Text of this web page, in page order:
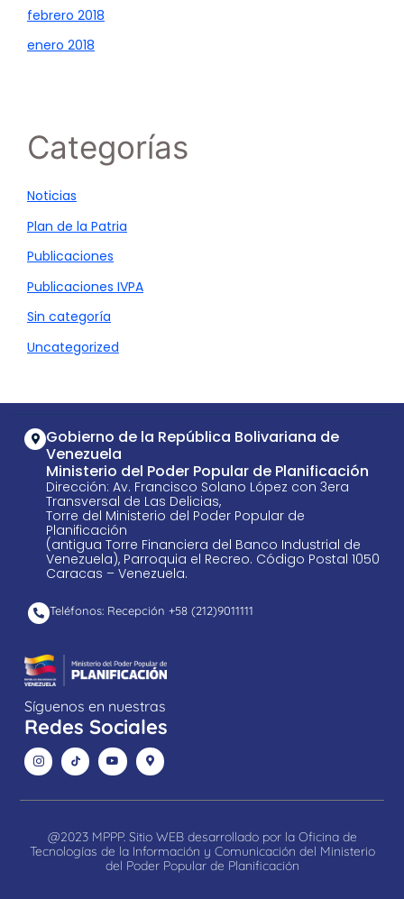
febrero 2018
enero 2018
Categorías
Noticias
Plan de la Patria
Publicaciones
Publicaciones IVPA
Sin categoría
Uncategorized
Gobierno de la República Bolivariana de
Venezuela
Ministerio del Poder Popular de Planificación
Dirección: Av. Francisco Solano López con 3era
Transversal de Las Delicias,
Torre del Ministerio del Poder Popular de
Planificación
(antigua Torre Financiera del Banco Industrial de
Venezuela), Parroquia el Recreo. Código Postal 1050
Caracas – Venezuela.
Teléfonos: Recepción +58 ​(212)9011111
Síguenos en nuestras
Redes Sociales
@2023 MPPP. Sitio WEB desarrollado por la Oficina de
Tecnologías de la Información y Comunicación del Ministerio
del Poder Popular de Planificación